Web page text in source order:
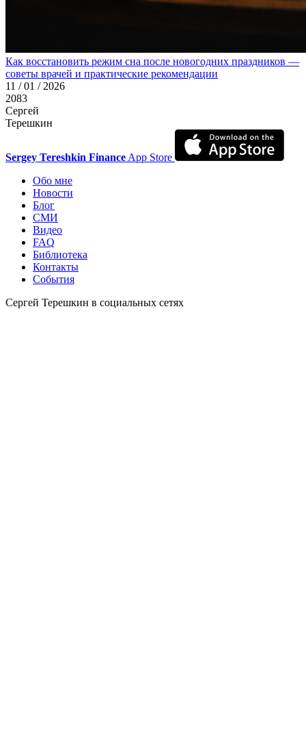
Как восстановить режим сна после новогодних праздников —
советы врачей и практические рекомендации
11 / 01 / 2026
2083
Сергей
Терешкин
Sergey Tereshkin Finance App Store
Обо мне
Новости
Блог
СМИ
Видео
FAQ
Библиотека
Контакты
События
Сергей Терешкин в социальных сетях